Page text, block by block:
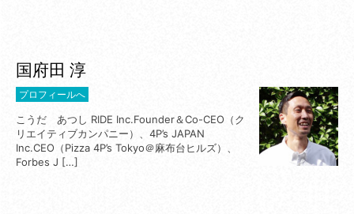
国府田 淳
こうだ あつし RIDE Inc.Founder＆Co-CEO（ク
リエイティブカンパニー）、4P’s JAPAN
Inc.CEO（Pizza 4P’s Tokyo＠麻布台ヒルズ）、
Forbes J […]
プロフィールへ